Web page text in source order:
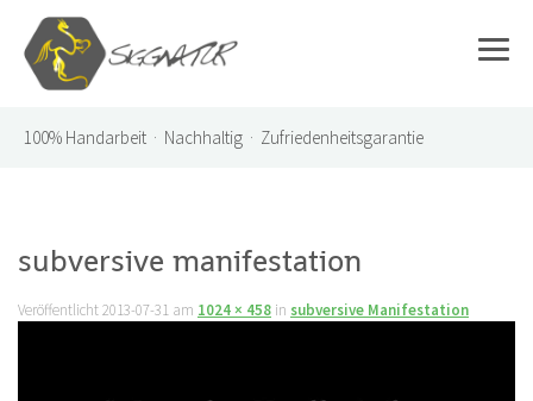
100% Handarbeit · Nachhaltig · Zufriedenheitsgarantie
subversive manifestation
Veröffentlicht2013-07-31 am 1024 × 458 in subversive Manifestation